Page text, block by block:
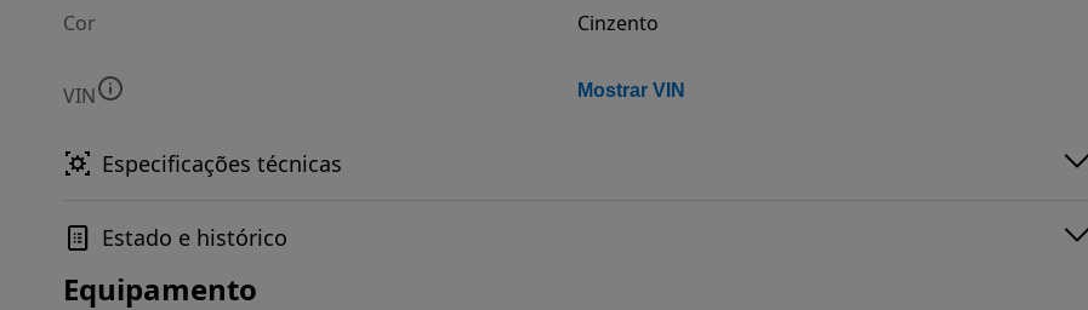
Cor Cinzento
VIN Mostrar VIN
Especificações técnicas
Estado e histórico
Equipamento